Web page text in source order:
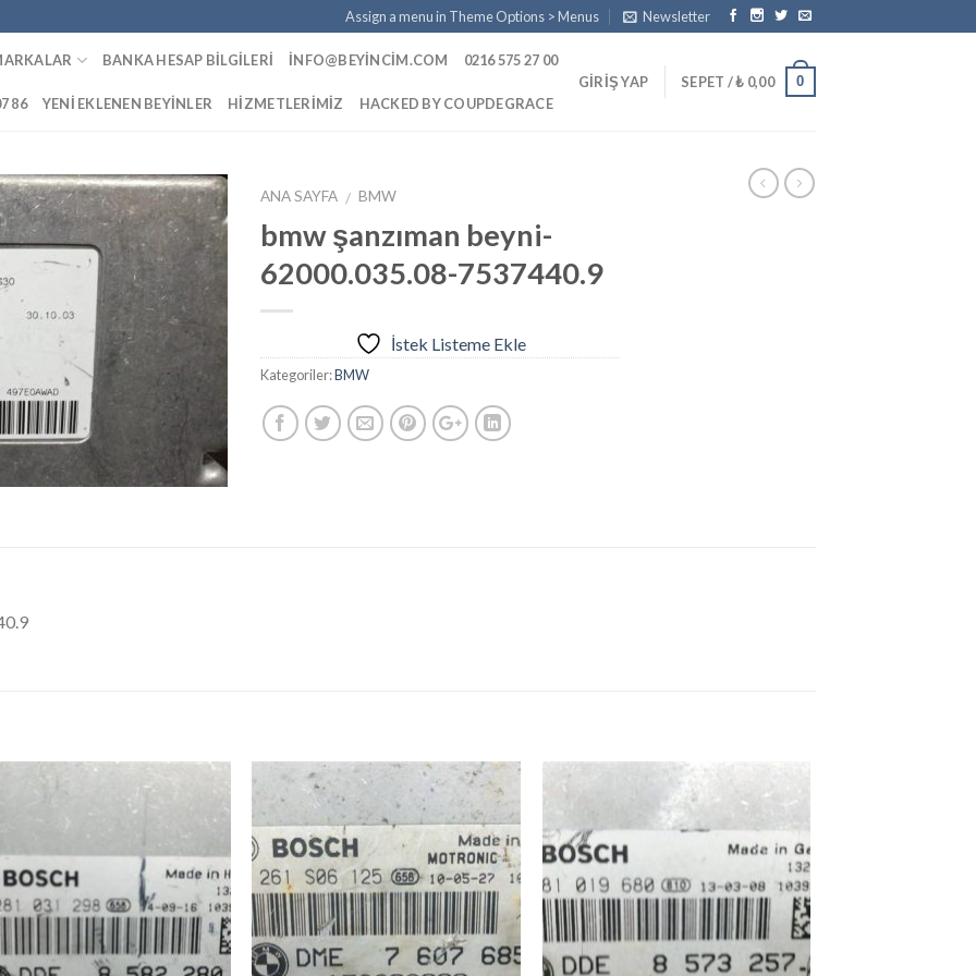
Assign a menu in Theme Options > Menus Newsletter
BANKA HESAP BILGILERI INFO@BEYINCIM.COM 0216 575 27 00
86 YENI EKLENEN BEYINLER HIZMETLERIMIZ HACKED BY COUPDEGRACE
GIRIŞ YAP SEPET /₺ 0,00 0
İstek
Listeme
Ekle
ANA SAYFA / BMW
bmw şanzıman beyni-
62000.035.08-7537440.9
İstek Listeme Ekle
Kategoriler:BMW
İstek
Listeme
İstek
Listeme
Ekle
İstek
Listeme
Ekle